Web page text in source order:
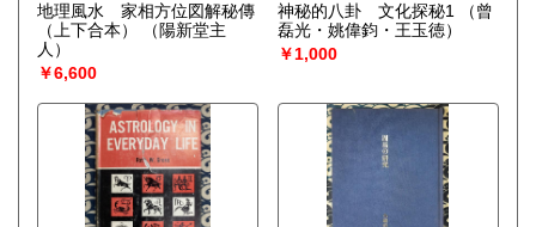
地理風水 家相方位図解秘傳
（上下合本）
（陽新堂主
人）
￥6,600
神秘的八卦 文化探秘1
（曾
磊光・姚偉鈞・王玉徳）
￥1,000